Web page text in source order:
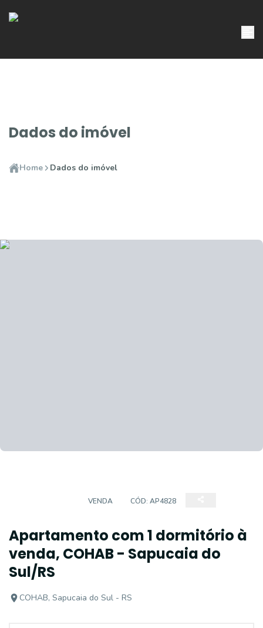
Dados do imóvel
Home Dados do imóvel
VENDA CÓD: AP4828
Apartamento com 1 dormitório à
venda, COHAB - Sapucaia do
Sul/RS
COHAB, Sapucaia do Sul - RS